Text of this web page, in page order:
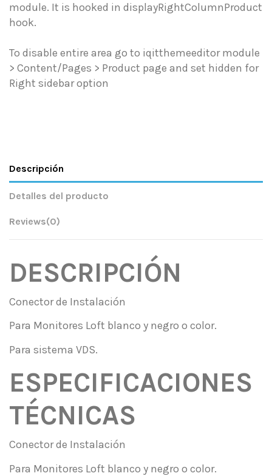
module. It is hooked in displayRightColumnProduct
hook.
To disable entire area go to iqitthemeeditor module
> Content/Pages > Product page and set hidden for
Right sidebar option
Descripción
Detalles del producto
Reviews(0)
DESCRIPCIÓN
Conector de Instalación
Para Monitores Loft blanco y negro o color.
Para sistema VDS.
ESPECIFICACIONES
TÉCNICAS
Conector de Instalación
Para Monitores Loft blanco y negro o color.